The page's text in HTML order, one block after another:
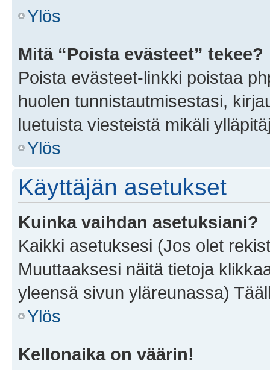
Ylös
Mitä “Poista evästeet” tekee?
Poista evästeet-linkki poistaa
huolen tunnistautmisestasi,
luetuista viesteistä mikäli
Ylös
Käyttäjän asetukset
Kuinka vaihdan asetuksiani?
Kaikki asetuksesi (Jos olet
Muuttaaksesi näitä tietoja
yleensä sivun yläreunassa)
Ylös
Kellonaika on väärin!